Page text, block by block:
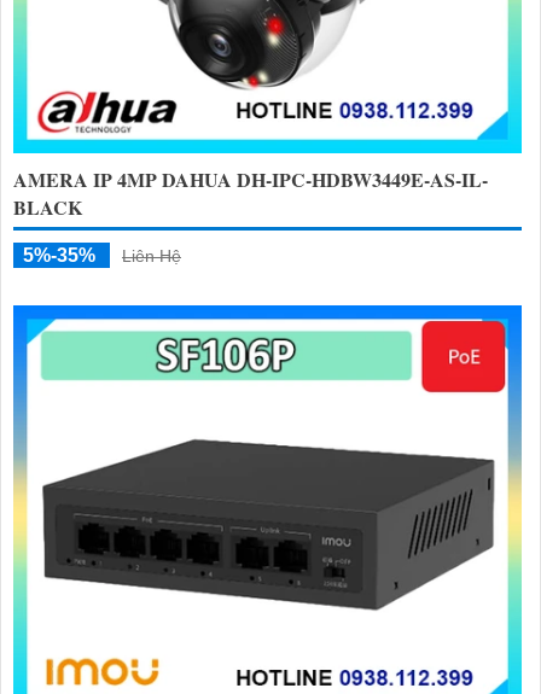
AMERA IP 4MP DAHUA DH-IPC-HDBW3449E-AS-IL-
BLACK
5%-35% Liên Hệ